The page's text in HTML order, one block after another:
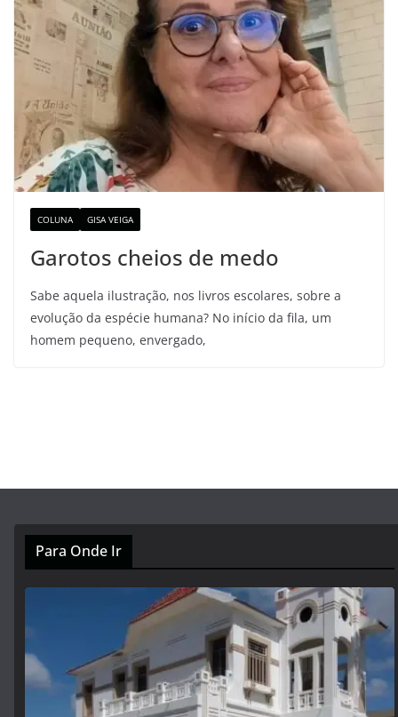
COLUNA GISA VEIGA
Garotos cheios de medo
Sabe aquela ilustração, nos livros escolares, sobre a
evolução da espécie humana? No início da fila, um
homem pequeno, envergado,
Para Onde Ir